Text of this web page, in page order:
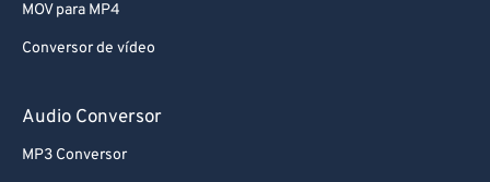
MOV para MP4
Conversor de vídeo
Audio Conversor
MP3 Conversor